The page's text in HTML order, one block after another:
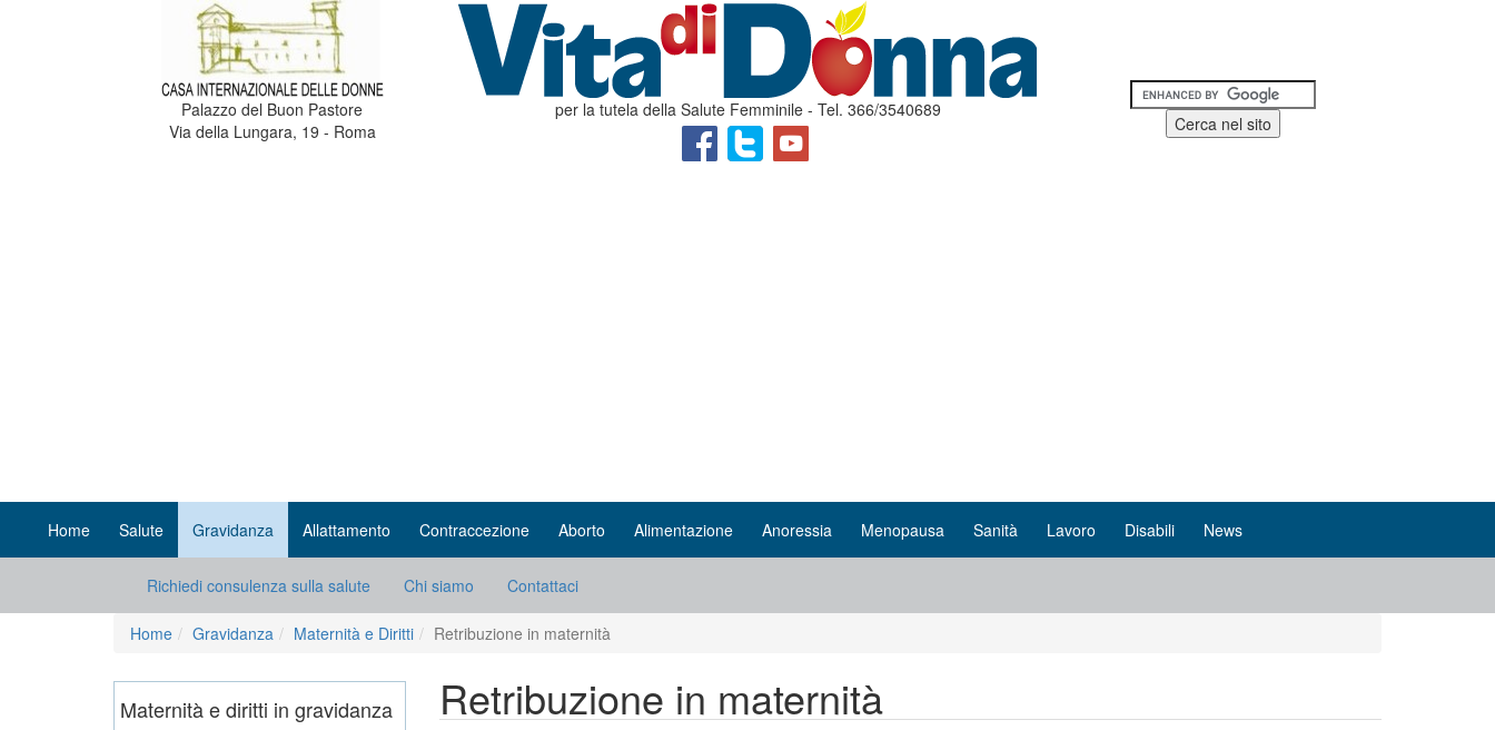
Palazzo del Buon Pastore
Via della Lungara, 19 - Roma
per la tutela della Salute Femminile - Tel. 366/3540689
Home Salute Gravidanza Allattamento Contraccezione Aborto Alimentazione Anoressia Menopausa Sanità Lavoro Disabili News
Richiedi consulenza sulla salute Chi siamo Contattaci
Home Gravidanza Maternità e Diritti Retribuzione in maternità
Retribuzione in maternità
Maternità e diritti in gravidanza